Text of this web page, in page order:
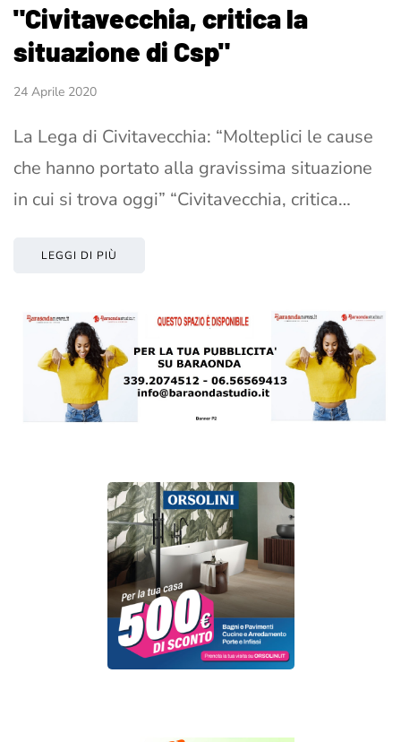
"Civitavecchia, critica la
situazione di Csp"
24 Aprile 2020
La Lega di Civitavecchia: “Molteplici le cause
che hanno portato alla gravissima situazione
in cui si trova oggi” “Civitavecchia, critica…
LEGGI DI PIÙ